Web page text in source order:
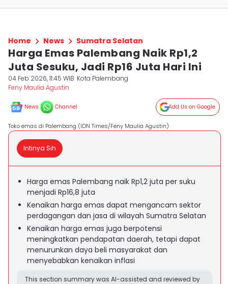
Home News Sumatra Selatan
Harga Emas Palembang Naik Rp1,2
Juta Sesuku, Jadi Rp16 Juta Hari Ini
04 Feb 2026, 11:45 WIB Kota Palembang
Feny Maulia Agustin
News Channel Add Us on Google
Toko emas di Palembang (IDN Times/Feny Maulia Agustin)
Intinya Sih
Harga emas Palembang naik Rp1,2 juta per suku
menjadi Rp16,8 juta
Kenaikan harga emas dapat mengancam sektor
perdagangan dan jasa di wilayah Sumatra Selatan
Kenaikan harga emas juga berpotensi
meningkatkan pendapatan daerah, tetapi dapat
menurunkan daya beli masyarakat dan
menyebabkan kenaikan inflasi
This section summary was AI-assisted and reviewed by